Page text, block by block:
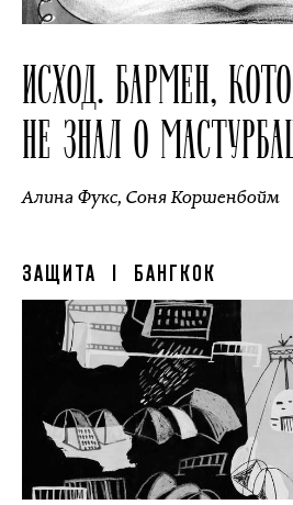
ИСХОД. БАРМЕН,
НЕ ЗНАЛ О
Алина Фукс, Соня Коршенбойм
ЗАЩИТА | БАНГКОК